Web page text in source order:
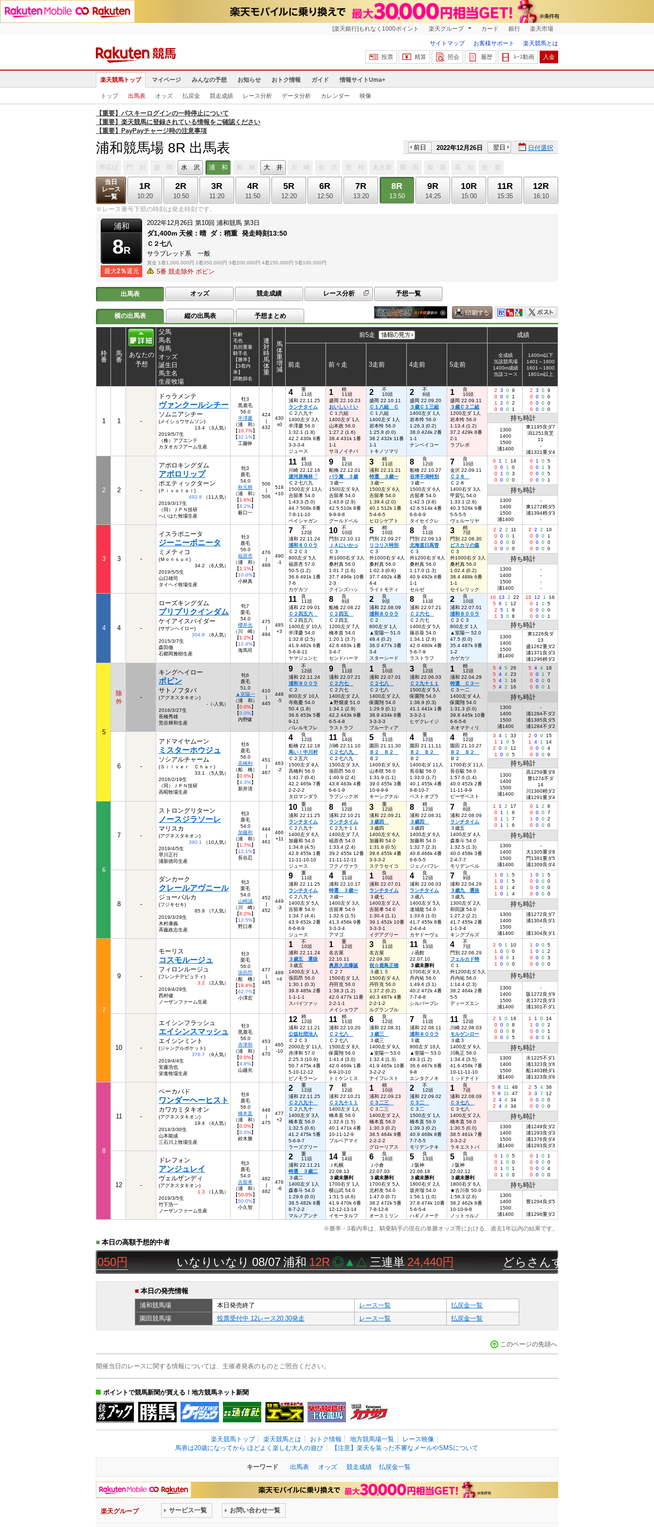
[楽天銀行]もれなく1000ポイント 楽天グループ カード 銀行 楽天市場
サイトマップ お客様サポート
楽天競馬とは
投票
精算 照会 履歴 ﾚｰｽ動画 入金
楽天競馬トップ マイページ みんなの予想 お知らせ おトク情報 ガイド 情報サイトUma+
トップ 出馬表 オッズ 払戻金 競走成績 レース分析 データ分析 カレンダー 映像
【重要】パスキーログインの一時停止について
【重要】楽天競馬に登録されている情報をご確認ください
【重要】PayPayチャージ時の注意事項
浦和競馬場 8R 出馬表 前日 2022年12月26日 翌日 日付選択
帯広ば 門 別 盛 岡 水 沢 浦 和 船 橋 大 井 川 崎 金 沢 笠 松 名古屋 園 田 姫 路 高 知
佐 賀
当日
レース
一覧
1R
10:20
2R
10:50
3R
11:20
4R
11:50
5R
12:20
6R
12:50
7R
13:20
8R
13:50
9R
14:25
10R
15:00
11R
15:35
12R
16:10
※レース番号下部の時刻は発走時刻です。
浦和
8R
最大2％還元
2022年12月26日 第10回 浦和競馬 第3日
ダ1,400m 天候： 晴 ダ：稍重 発走時刻13:50
Ｃ２七八
サラブレッド系 一般
賞金 1着1,000,000円 2着350,000円 3着200,000円 4着150,000円 5着100,000円
5番 競走除外 ボビン
出馬表 オッズ 競走成績 レース分析 予想一覧
横の出馬表 縦の出馬表 予想まとめ
枠
番
馬
番
あなたの
予想
父馬
馬名
母馬
オッズ
誕生日
馬主名
生産牧場
性齢
毛色
負担重量
騎手名
【勝率】
【3着内
率】
調教師名
連
対
時
馬
体
重
馬
体
重
増
減
前5走 成績
前走 前々走 3走前 4走前 5走前
全成績
当該競馬場
1400m成績
当該コース
1400m以下
1401～1600
1601～1800
1801m以上
1 1 -
ドゥラメンテ
ヴァンクールシチー
ソムニアシチー
(メイショウサムソン)
13.4 （3人気）
2019/5/7生
（株）アプエンテ
カタオカフアーム生産
牡3
黒鹿毛
56.0
半澤慶
（浦 和）
【10.7%】
【32.1%】
工藤伸
424
|
432
430
±0
4
重
11頭
浦和 22.11.25
ランチタイム
Ｃ２八九十
1400左ダ 3人
半澤慶 56.0
1:32.1 (1.8)
42.2 430k 8番
3-3-3-4
ジュース
1
稍
11頭
盛岡 22.10.23
おいしい！い
Ｃ１六組
1400左ダ 1人
山本政 56.0
1:27.2 (1.6)
38.4 431k 1番
1-1
サヨノイチバ
2
不
10頭
盛岡 22.10.11
Ｃ１八組 Ｃ
Ｃ１八組
1400左ダ 1人
岩本怜 56.0
1:25.8 (0.0)
38.2 432k 11番
1-1
トキノソマリ
2
不
8頭
盛岡 22.09.20
３歳Ｃ１三組
1400左ダ 1人
岩本怜 56.0
1:26.3 (0.2)
38.0 424k 2番
1-1
ナンベイコー
1
良
10頭
盛岡 22.09.11
３歳Ｃ２二組
1200左ダ 1人
岩本怜 56.0
1:13.4 (1.2)
37.2 429k 8番
2-1
ラブレボ
2 3 0 9
0 0 0
1
1
2 0 2
0 0 0 1
2 3 0 9
0 0 0 0
0 0 0 0
0 0 0 0
持ち時計
1300
1400
1500
浦1400
東1195良ダ7
潟1251良芝
11
-
浦1321重ダ4
2 2 -
アポロキングダム
アポロリップ
ポエティックターン
(Ｐｉｖｏｔａｌ)
492.8 （11人気）
2019/3/17生
（同）ＪＰＮ技研
へいはた牧場生産
牝3
鹿毛
54.0
秋元耕
（浦 和）
【1.6%】
【8.2%】
薮口一
506
|
506
518
+10
11
稍
13頭
川崎 22.12.16
湯河原梅林「
Ｃ２七八九
1500左ダ 13人
吉留孝 54.0
1:43.3 (5.0)
44.7 508k 8番
7-8-11-10
ペイシャガン
9
良
12頭
船橋 22.12.01
バラ賞 ３歳
３歳一
1500左ダ 9人
吉留孝 54.0
1:43.8 (2.9)
42.5 510k 8番
9-9-9-8
グールドベル
3
稍
11頭
浦和 22.11.21
特選 ３歳一
３歳一
1500左ダ 6人
吉留孝 54.0
1:39.4 (2.0)
40.1 512k 1番
5-4-6-5
ヒロシゲアト
8
良
12頭
船橋 22.10.27
谷津干潟特別
３歳一
1500左ダ 6人
吉留孝 54.0
1:42.3 (3.8)
42.6 514k 4番
6-6-8-9
タイセイクレ
7
良
10頭
金沢 22.09.11
Ｃ２８
Ｃ２８
1400右ダ 3人
甲賀弘 54.0
1:33.1 (2.6)
40.3 528k 9番
5-5-5-5
ヴェルーリヤ
0 1 1
14
0 0 1
0
0
1 0 3
0 0 0 0
0 1 0 5
0 0 1
3
0 0 0 5
0 0 0 1
持ち時計
1300
1400
1500
浦1400
-
東1272稍ダ5
浦1394稍ダ3
-
3 3 -
イスラボニータ
ジーニーボニータ
ミメティコ
(Ｍｏｎｓｕｎ)
34.2 （6人気）
2019/5/5生
山口雄司
タイヘイ牧場生産
牡3
鹿毛
56.0
福原杏
（浦 和）
【1.1%】
【10.0%】
小林真
476
|
488
490
-1
7
不
12頭
浦和 22.11.24
浦和８００ラ
Ｃ２Ｃ３
800左ダ 5人
福原杏 57.0
50.5 (1.2)
36.6 491k 1番
7-6
カゲカツ
10
不
10頭
門別 22.10.11
ＪＡにいかっ
Ｃ３
外1000右ダ 3人
桑村真 56.0
1:01.7 (1.6)
37.7 496k 10番
2-3
クインズハッ
5
稍
10頭
門別 22.09.27
リコリス特別
Ｃ３
外1000右ダ 4人
桑村真 56.0
1:02.3 (0.8)
37.7 492k 4番
4-4
ライトモティ
8
良
11頭
門別 22.09.13
北海道日高管
Ｃ３
外1200右ダ 8人
桑村真 56.0
1:17.0 (1.3)
40.9 492k 8番
1-1
セルゼ
3
稍
7頭
門別 22.08.30
ピスカリの森
Ｃ３
外1000右ダ 3人
桑村真 56.0
1:02.4 (0.2)
38.4 488k 6番
1-1
セイレリック
2 2 2
11
0 0 0
1
0 0 0 0
0 0 0 0
2 2 2
10
0 0 0
1
0 0 0 0
0 0 0 0
持ち時計
1300
1400
1500
浦1400
-
-
-
-
4 4 -
ローズキングダム
プリプリクインダム
ケイアイスパイダー
(サザンヘイロー)
304.8 （8人気）
2015/3/7生
森田徹
石郷岡雅樹生産
牝7
栗毛
54.0
櫻井光
（川 崎）
【1.2%】
【12.4%】
海馬司
475
|
494
485
+3
11
良
11頭
浦和 22.09.01
Ｃ２四五六
Ｃ２四五六
1400左ダ 10人
半澤慶 54.0
1:32.8 (2.5)
41.9 482k 6番
5-6-8-11
ヤマジュンヒ
8
良
8頭
船橋 22.08.22
Ｃ２四五
Ｃ２四五
1200左ダ 7人
橋本直 54.0
1:20.1 (3.7)
42.8 483k 1番
3-4-7
センドハーマ
2
良
9頭
浦和 22.08.09
浦和８００ラ
Ｃ２
800左ダ 1人
▲室陽一 51.0
48.4 (0.2)
36.0 477k 3番
3-4
スターシード
8
良
11頭
浦和 22.07.21
Ｃ２六七
Ｃ２六七
1400左ダ 5人
篠谷葵 54.0
1:34.1 (2.9)
42.0 480k 4番
5-6-7-9
ラストラフ
2
良
10頭
浦和 22.07.01
浦和８００ラ
Ｃ２Ｃ３
800左ダ 1人
▲室陽一 52.0
47.5 (0.0)
35.4 487k 8番
1-2
カゲカツ
10 13 2
22
5 6 1
12
2
5 1
9
1
3 0 8
10 12 1
16
0
1 1
5
0 0 0 0
0 0 0 1
持ち時計
1300
1400
1500
浦1400
東1226良ダ
13
盛1262重ダ2
浦1371良ダ3
浦1296稍ダ2
5
除
外
-
キングヘイロー
ボビン
サトノフタバ
(アグネスタキオン)
-（-人気）
2016/3/27生
長橋秀雄
荒谷輝和生産
牝6
鹿毛
51.0
▲室陽一
（浦 和）
【0.0%】
【0.0%】
内野健
410
|
445
448
-5
9
不
12頭
浦和 22.11.24
浦和８００ラ
Ｃ２
800左ダ 10人
寺島憂 54.0
50.4 (1.8)
36.6 453k 5番
9-11
パレルモフレ
9
良
11頭
浦和 22.07.21
Ｃ２六七
Ｃ２六七
1400左ダ 2人
▲野畑凌 51.0
1:34.1 (2.9)
42.2 443k 9番
6-5-4-8
ラストラフ
1
良
10頭
浦和 22.07.01
Ｃ２七八
Ｃ２七八
1400左ダ 2人
保園翔 54.0
1:29.9 (0.1)
38.9 434k 8番
3-3-3-3
ブルーティア
3
良
12頭
浦和 22.06.03
Ｃ２九十１１
1500左ダ 5人
保園翔 54.0
1:38.9 (0.3)
41.1 441k 1番
3-3-2-1
ヒゲクレイジ
1
稍
12頭
浦和 22.04.29
特選 Ｃ３一
Ｃ３一二
1400左ダ 4人
保園翔 54.0
1:31.3 (0.0)
39.8 445k 10番
6-6-5-6
ネオマティリ
5 4 5
26
5
4 4 23
5
4 3
16
5
4 2 16
5 4 4
18
0 0 1
7
0 0 0 0
0 0 0 1
持ち時計
1300
1400
1500
浦1400
-
浦1284不ダ2
浦1385良ダ5
浦1284不ダ2
6 -
アドマイヤムーン
ミスターホウジュ
ソシアルチャーム
(Ｓｉｌｖｅｒ Ｃｈａｒ)
33.1 （5人気）
2016/2/19生
（同）ＪＰＮ技研
高昭牧場生産
牡6
鹿毛
56.0
高橋利
（船 橋）
【0.0%】
【4.3%】
新井清
451
|
467
463
-2
4
良
12頭
船橋 22.12.18
馬い！中川村
Ｃ２五六
1500左ダ 9人
高橋利 56.0
1:41.7 (0.4)
42.2 465k 7番
2-2-2-2
タロマンダラ
11
良
14頭
川崎 22.11.10
Ｃ２七八九
Ｃ２七八九
1500左ダ 3人
張田昂 56.0
1:40.9 (2.4)
43.8 463k 4番
6-6-1-9
ラブシックボ
5
良
11頭
園田 21.11.30
Ｂ２ Ｂ２
Ｂ２
1400右ダ 9人
山本咲 56.0
1:31.9 (1.1)
39.0 455k 3番
10-9-9-9
キーシグナル
4
重
12頭
園田 21.11.11
Ｂ２ Ｂ２
Ｂ２
1400右ダ 11人
長谷駿 56.0
1:33.0 (1.7)
40.1 455k 4番
8-8-10-7
ベストオブラ
4
稍
12頭
園田 21.10.27
Ｂ２ Ｂ２
Ｂ２
1700右ダ 11人
長谷駿 56.0
1:57.6 (1.4)
40.0 452k 2番
11-11-9-9
ビーザベスト
3 4 1
33
1
1 0 5
2
0 0
12
1
0 0 5
2 0 0
15
1
4 1
14
0 0 0 4
0 0 0 0
持ち時計
1300
1400
1500
浦1400
高1259重ダ8
豊1274不ダ
14
川1360稍ダ2
浦1291重ダ4
6
7 -
ストロングリターン
ノースジラソーレ
マリスカ
(アグネスタキオン)
390.1
（10人気）
2019/4/5生
早川正行
浦新徳司生産
牝3
鹿毛
54.0
加藤和
（浦 和）
【1.7%】
【12.1%】
長谷忍
444
|
461
466
+11
10
重
11頭
浦和 22.11.25
ランチタイム
Ｃ２八九十
1400左ダ 6人
加藤和 54.0
1:34.8 (4.5)
42.8 455k 1番
11-11-10-10
ジュース
8
稍
12頭
浦和 22.10.21
ランチタイム
Ｃ２九十１１
1400左ダ 7人
福原杏 54.0
1:33.4 (2.4)
39.2 455k 12番
11-11-12-11
フクノヴァラ
3
重
12頭
浦和 22.09.21
３歳四
３歳四
1400左ダ 6人
加藤和 54.0
1:31.6 (0.5)
39.6 455k 4番
3-3-3-2
ステラセイコ
8
稍
12頭
浦和 22.08.31
３歳四
３歳四
1400左ダ 6人
加藤和 54.0
1:32.7 (2.3)
40.8 466k 4番
6-6-5-5
ジェノバフレ
7
良
8頭
浦和 22.08.09
ランチタイム
３歳五
1400左ダ 4人
森泰斗 54.0
1:32.5 (1.3)
40.0 458k 3番
2-4-7-7
モリデンベル
1 1 2
17
0
1 1
6
0
1 1
7
0
1 1 6
0 1 2
8
0 0 0 7
1
0 0 2
0 0 0 0
持ち時計
1300
1400
1500
浦1400
-
大1305重ダ8
門1381重ダ5
浦1309良ダ4
8 -
ダンカーク
クレールアヴニール
ジョーパルカ
(フジキセキ)
85.8 （7人気）
2019/3/29生
木村康義
斉藤政志生産
牝3
栗毛
54.0
山崎誠
（川 崎）
【6.2%】
【12.5%】
野口孝
452
|
452
449
-3
9
重
11頭
浦和 22.11.25
ランチタイム
Ｃ２八九十
1400左ダ 5人
吉留孝 54.0
1:34.7 (4.4)
43.9 452k 2番
6-6-8-9
ジュース
4
重
11頭
浦和 22.10.17
特選 ３歳一
３歳一
1400左ダ 3人
吉留孝 54.0
1:32.6 (1.5)
41.3 456k 9番
3-3-3-4
アマゴ
1
良
10頭
浦和 22.07.01
ランチタイム
３歳七
1400左ダ 2人
吉留孝 54.0
1:30.4 (1.1)
39.1 452k 10番
3-3-3-1
イデアグリー
4
良
12頭
浦和 22.06.03
ランチタイム
３歳八
1400左ダ 5人
達城龍 54.0
1:33.6 (1.0)
41.7 455k 8番
2-4-4-4
カヤドーヴェ
7
良
9頭
浦和 22.04.29
３歳九 選抜
３歳九
1300左ダ 2人
和田譲 54.0
1:27.2 (2.2)
41.7 455k 2番
1-1-3-4
キングブルズ
1 0 1
5
1
0 1
5
1
0 1
4
1
0 1 4
1 0 1
5
0 0 0 0
0 0 0 0
0 0 0 0
持ち時計
1300
1400
1500
浦1400
浦1272良ダ7
浦1304良ダ1
-
浦1304良ダ1
7
9 -
モーリス
コスモルージュ
フィロンルージュ
(フレンチデピュティ)
3.2 （2人気）
2019/4/29生
西村健
ノーザンファーム生産
牡3
栗毛
56.0
張田昂
（船 橋）
【19.4%】
【62.7%】
小澤宏
477
|
485
489
+4
1
不
10頭
浦和 22.11.24
３歳五 選抜
３歳五
1400左ダ 1人
張田昂 56.0
1:30.1 (0.3)
39.8 485k 2番
1-1-1-1
スパイツァッ
1
重
12頭
名古屋
22.10.11
奥原久志爆誕
Ｃ２７
1500右ダ 1人
丹羽克 56.0
1:38.3 (1.2)
42.0 477k 11番
2-2-1-1
メイショウア
3
良
11頭
名古屋
22.09.30
祝☆鹿島正徳
３歳１５
1500右ダ 4人
丹羽克 56.0
1:37.2 (0.2)
40.3 487k 4番
2-2-1-2
ルグランブル
11
良
13頭
Ｊ函館
22.07.10
３歳未勝利
1700右ダ 9人
丹内祐 56.0
1:49.6 (3.1)
40.2 472k 4番
7-7-8-8
シルバーブレ
4
不
7頭
門別 22.06.29
フェルカド特
Ｃ１
外1200右ダ 5人
丹内祐 56.0
1:14.4 (2.3)
38.2 464k 2番
5-5
ディーズエン
2 0 1
10
1
0 0 0
1
0 0
1
1
0 0 0
1 0 0 5
1
0 1
2
0 0 0 3
0 0 0 0
持ち時計
1300
1400
1500
浦1400
-
阪1272良ダ9
名1372良ダ3
浦1301不ダ1
10 -
エイシンフラッシュ
エイシンスマッシュ
エイシンミント
(ジャングルポケット)
376.7 （9人気）
2019/4/4生
安藤浩也
栄進牧場生産
牡3
黒鹿毛
56.0
赤津和
（浦 和）
【0.0%】
【4.8%】
山越光
453
|
470
465
-10
12
稍
12頭
浦和 22.11.21
公益社団法人
Ｃ２Ｃ３
2000左ダ 11人
赤津和 57.0
2:25.3 (10.9)
50.7 475k 4番
5-10-12-12
ピノモラーン
11
稍
11頭
浦和 22.10.20
Ｃ２七八
Ｃ２七八
1500左ダ 8人
保園翔 56.0
1:41.4 (3.0)
42.0 469k 1番
9-9-10-10
トミケンミス
6
良
12頭
浦和 22.08.31
３歳三
３歳三
1400左ダ 9人
▲室陽一 53.0
1:32.4 (1.3)
41.9 465k 10番
3-2-2-2
ナイフレスト
7
良
11頭
浦和 22.08.11
浦和８００ラ
３歳
800左ダ 10人
▲室陽一 53.0
49.3 (1.2)
36.6 467k 8番
9-8
エンタクノキ
11
良
12頭
川崎 22.08.03
モルゲンロー
３歳３
1400左ダ 9人
川島正 56.0
1:34.4 (3.5)
41.6 458k 7番
10-11-11-10
ミッドナイト
2 1 0
18
0 0 0 8
0 0 0 6
0 0 0 5
1 1 0
14
1
0 0 2
0 0 0
1
0 0 0 1
持ち時計
1300
1400
1500
浦1400
水1225不ダ1
浦1323良ダ6
船1403稍ダ1
浦1323良ダ6
8
11 -
ベーカバド
ワンダーヘーヒスト
カワカミタキオン
(アグネスタキオン)
19.4 （4人気）
2014/3/30生
山本能成
三石川上牧場生産
牡8
鹿毛
56.0
橋本直
（浦 和）
【0.0%】
【0.0%】
鈴木勝
446
|
475
477
+2
2
重
12頭
浦和 22.11.25
Ｃ２八九十
Ｃ２八九十
1400左ダ 3人
橋本直 56.0
1:32.5 (0.6)
41.2 475k 5番
5-6-9-7
ラーズグリー
7
稍
12頭
浦和 22.10.21
Ｃ２九十１１
1400左ダ 1人
橋本直 56.0
1:32.6 (1.5)
40.1 471k 4番
10-11-12-9
ブルベアマイ
1
稍
10頭
浦和 22.09.23
Ｃ３二三
Ｃ３二三
1400左ダ 2人
橋本直 56.0
1:30.3 (0.2)
38.5 464k 9番
2-2-2-2
グローリアス
2
不
12頭
浦和 22.09.02
Ｃ３二
Ｃ３二
1500左ダ 1人
橋本直 56.0
1:39.3 (0.2)
40.9 468k 8番
7-7-5-5
モリデンテキ
1
良
7頭
浦和 22.08.09
Ｃ３七八
Ｃ３七八
1400左ダ 2人
橋本直 56.0
1:30.5 (0.0)
38.5 461k 7番
3-3-2-2
ラキエストバ
5 8 11
48
5 8 11
47
2
4 4 34
2
4 4 34
2 5 4 36
3
3 7
12
0 0 0 0
0 0 0 0
持ち時計
1300
1400
1500
浦1400
浦1249良ダ2
浦1293良ダ3
浦1376良ダ4
浦1293良ダ3
12 -
ドレフォン
アンジュレイ
ヴェルザンディ
(アグネスタキオン)
1.3 （1人気）
2019/3/5生
竹下浩一
ノーザンファーム生産
牝3
鹿毛
54.0
吉留孝
（浦 和）
【50.0%】
【50.0%】
小久智
482
|
482
476
-6
2
重
11頭
浦和 22.11.21
特選 ３歳二
３歳二
1400左ダ 1人
森泰斗 54.0
1:29.6 (0.0)
38.5 482k 8番
8-7-2-2
マルノアンナ
14
重
14頭
Ｊ札幌
22.08.13
３歳未勝利
1700右ダ 1人
横山武 54.0
1:51.5 (4.6)
41.9 470k 6番
12-12-13-14
イモータルフ
6
良
16頭
Ｊ小倉
22.07.03
３歳未勝利
1700右ダ 5人
北村友 54.0
1:47.0 (0.7)
38.2 472k 5番
7-8-12-8
オースミリン
5
良
13頭
Ｊ阪神
22.06.18
３歳未勝利
1800右ダ 2人
坂井瑠 54.0
1:56.1 (1.0)
37.8 474k 10番
5-6-5-4
ハギノメーテ
5
良
10頭
Ｊ阪神
22.02.12
３歳未勝利
1800右ダ 6人
★古川奈 50.0
1:56.3 (2.6)
38.2 462k 8番
10-10-9-8
ノットゥルノ
0 1 0 5
0
1 0 0
0
1 0
1
0
1 0 0
0 1 0
1
0 0 0 0
0 0 0 4
0 0 0 0
持ち時計
1300
1400
1500
浦1400
-
豊1294良ダ5
-
浦1296重ダ2
※勝率・3着内率は、騎乗騎手の現在の単勝オッズ帯における、過去1年以内の結果です。
■ 本日の高額予想的中者
いなりいなり08/07浦和12R◎▲△三連単24,440円 どらさんず08/07
■ 本日の発売情報
浦和競馬場 本日発売終了 レース一覧
払戻金一覧
園田競馬場 投票受付中 12レース20:30発走 レース一覧 払戻金一覧
このページの先頭へ
開催当日のレースに関する情報については、主催者発表のものとご照合ください。
ポイントで競馬新聞が買える！地方競馬ネット新聞
楽天競馬トップ 楽天競馬とは おトク情報 地方競馬場一覧
レース映像
馬券は20歳になってから ほどよく楽しむ大人の遊び
【注意】楽天を装った不審なメールやSMSについて
キーワード 出馬表 オッズ 競走成績 払戻金一覧
楽天グループ サービス一覧 お問い合わせ一覧